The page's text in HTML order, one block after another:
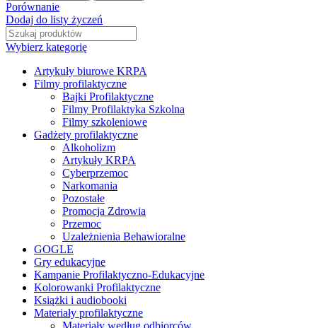
Porównanie
Dodaj do listy życzeń
Wybierz kategorię
Artykuły biurowe KRPA
Filmy profilaktyczne
Bajki Profilaktyczne
Filmy Profilaktyka Szkolna
Filmy szkoleniowe
Gadżety profilaktyczne
Alkoholizm
Artykuły KRPA
Cyberprzemoc
Narkomania
Pozostałe
Promocja Zdrowia
Przemoc
Uzależnienia Behawioralne
GOGLE
Gry edukacyjne
Kampanie Profilaktyczno-Edukacyjne
Kolorowanki Profilaktyczne
Książki i audiobooki
Materiały profilaktyczne